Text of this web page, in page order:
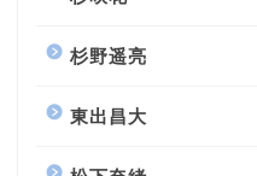
杉野遥亮
東出昌大